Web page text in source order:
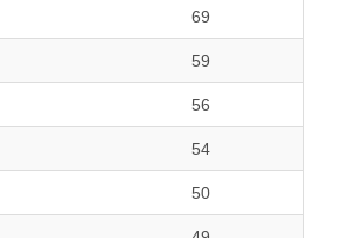
69
59
56
54
50